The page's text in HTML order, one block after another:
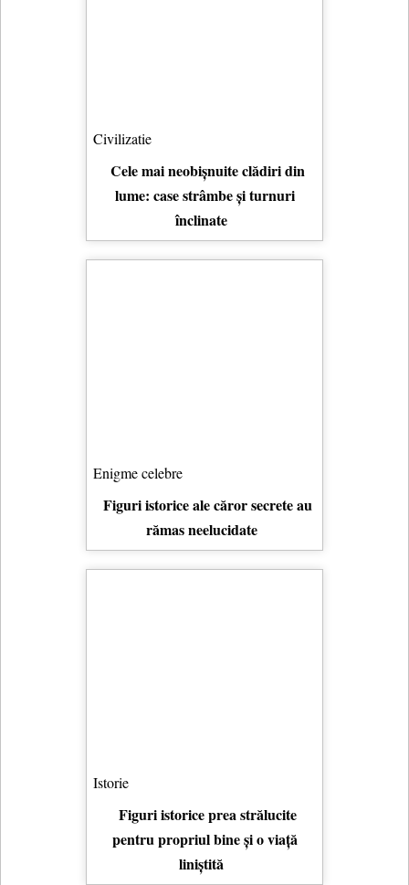
Civilizatie
Cele mai neobișnuite clădiri din
lume: case strâmbe și turnuri
înclinate
Enigme celebre
Figuri istorice ale căror secrete au
rămas neelucidate
Istorie
Figuri istorice prea strălucite
pentru propriul bine și o viață
liniștită